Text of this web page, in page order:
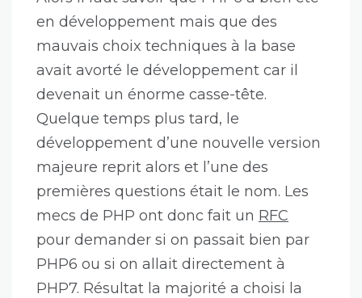
en développement mais que des
mauvais choix techniques à la base
avait avorté le développement car il
devenait un énorme casse-tête.
Quelque temps plus tard, le
développement d’une nouvelle version
majeure reprit alors et l’une des
premières questions était le nom. Les
mecs de PHP ont donc fait un RFC
pour demander si on passait bien par
PHP6 ou si on allait directement à
PHP7. Résultat la majorité a choisi la